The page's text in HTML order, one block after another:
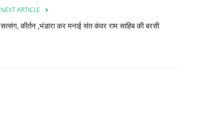
NEXT ARTICLE
सत्संग, कीर्तन ,भंडारा कर मनाई संत कंवर राम साहिब की बरसी